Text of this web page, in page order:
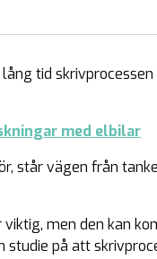
tid
med elbilar
står vägen från
men den kan
på att